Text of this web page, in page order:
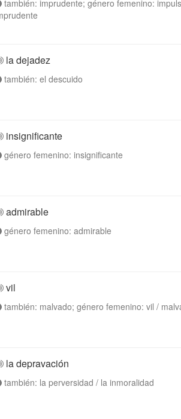
también: imprudente; género femenino:
la dejadez
también: el descuido
insignificante
género femenino: insignificante
admirable
género femenino: admirable
vil
también: malvado; género femenino: vil /
la depravación
también: la perversidad / la inmoralidad